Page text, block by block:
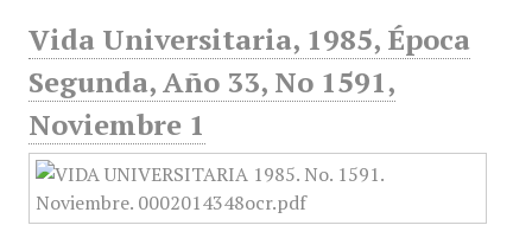
Vida Universitaria, 1985, Época
Segunda, Año 33, No 1591,
Noviembre 1